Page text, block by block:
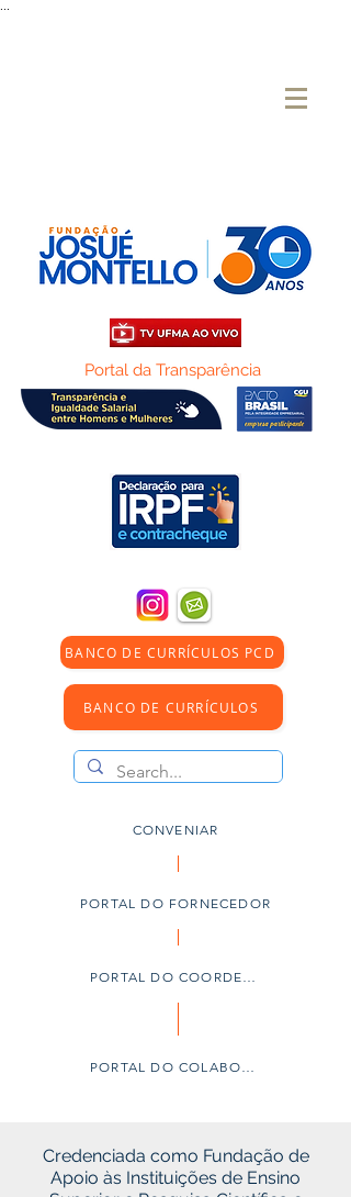
Portal da Transparência
BANCO DE CURRÍCULOS PCD
BANCO DE CURRÍCULOS
CONVENIAR
PORTAL DO FORNECEDOR
Credenciada como Fundação de
Apoio às Instituições de Ensino